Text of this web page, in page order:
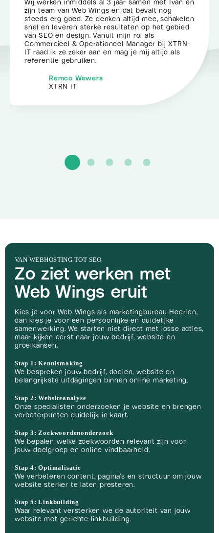
Wij werken inmiddels al 3 jaar samen met Ivan en
zijn team van Web Wings en dat bevalt nog
steeds erg goed. Ze denken altijd mee, schakelen
snel en leveren sterke resultaten op het gebied
van SEO en design. Vanuit mijn rol als
Commercieel & Operationeel Manager bij XTRN-
IT raad ik ze zeker aan en mag je mij altijd als
referentie gebruiken.
Remco Wewers
XTRN IT
VAN WEBHOSTING TOT SEO
Zo ziet werken met
Web Wings eruit
Kies je voor Web Wings als marketingbureau Heerlen,
dan kies je voor een persoonlijke en duidelijke
samenwerking. We starten niet direct met losse acties,
maar kijken eerst naar jouw bedrijf, website en
groeikansen.
Stap 1: Kennismaking
We bespreken jouw bedrijf, doelen, website en
belangrijkste uitdagingen binnen online marketing.
Stap 2: Websiteanalyse
Onze specialisten onderzoeken je website en brengen
verbeterpunten duidelijk in kaart.
Stap 3: Zoekwoordenonderzoek
We bepalen welke zoekwoorden relevant zijn voor
jouw doelgroep en online vindbaarheid.
Stap 4: Optimalisatie
We verbeteren content, pagina’s en structuur om jouw
website sterker te laten presteren.
Stap 5: Linkbuilding
Waar relevant versterken we de autoriteit van jouw
website met gerichte linkbuilding.